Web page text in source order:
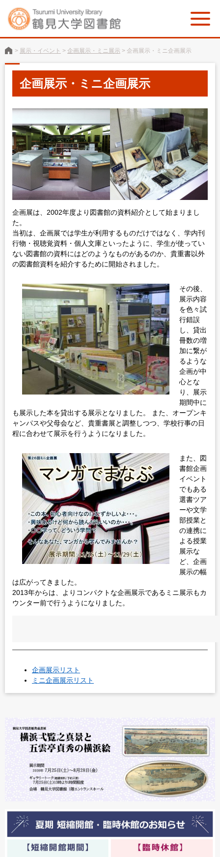
> 展示・イベント > 企画展示・ミニ展示 > 企画展示・ミニ企画展示
企画展示・ミニ企画展示
企画展は、2002年度より図書館の資料紹介として始まりまし
た。
当初は、企画展では学生が利用するものだけではなく、学内刊
行物・視聴覚資料・個人文庫といったように、学生が使ってい
ない図書館の資料にはどのようなものがあるのか、貴重書以外
の図書館資料を紹介するために開始されました。
その後、
展示内容
を色々試
行錯誤
し、貸出
冊数の増
加に繋が
るような
企画が中
心とな
り、展示
期間中に
も展示した本を貸出する展示となりました。 また、オープンキ
ャンパスや父母会など、貴重書展と調整しつつ、学校行事の日
程に合わせて展示を行うようになりました。
また、図
書館企画
イベント
でもある
選書ツア
ーや文学
部授業と
の連携に
よる授業
展示な
ど、企画
展示の幅
は広がってきました。
2013年からは、よりコンパクトな企画展示であるミニ展示もカ
ウンター前で行うようになりました。
企画展示リスト
ミニ企画展示リスト